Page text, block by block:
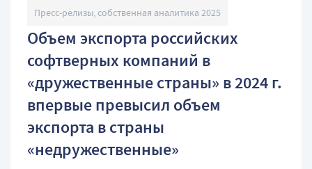
Пресс-релизы, собственная аналитика 2025
Объем экспорта российских
софтверных компаний в
«дружественные страны» в 2024 г.
впервые превысил объем
экспорта в страны
«недружественные»